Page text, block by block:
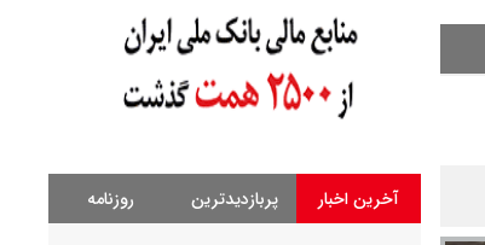
آخرین اخبار پربازدیدترین روزنامه